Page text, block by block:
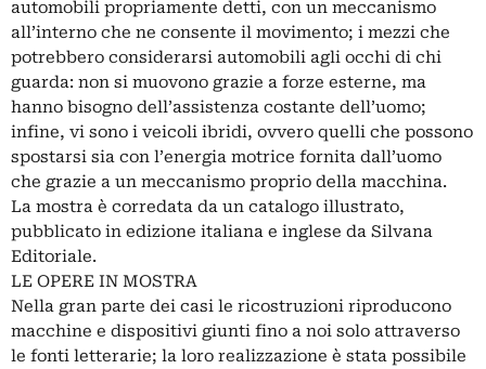
automobili propriamente detti, con un meccanismo
all’interno che ne consente il movimento; i mezzi che
potrebbero considerarsi automobili agli occhi di chi
guarda: non si muovono grazie a forze esterne, ma
hanno bisogno dell’assistenza costante dell’uomo;
infine, vi sono i veicoli ibridi, ovvero quelli che possono
spostarsi sia con l’energia motrice fornita dall’uomo
che grazie a un meccanismo proprio della macchina.
La mostra è corredata da un catalogo illustrato,
pubblicato in edizione italiana e inglese da Silvana
Editoriale.
LE OPERE IN MOSTRA
Nella gran parte dei casi le ricostruzioni riproducono
macchine e dispositivi giunti fino a noi solo attraverso
le fonti letterarie; la loro realizzazione è stata possibile